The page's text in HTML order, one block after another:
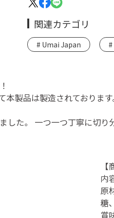
関連カテゴリ
Umai Japan
製品は製造されております
た。 一つ一つ丁寧に切
内
原
糖
賞